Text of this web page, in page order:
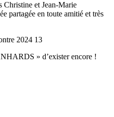
Christine et Jean-Marie
partagée en toute amitié et très
» d’exister encore !